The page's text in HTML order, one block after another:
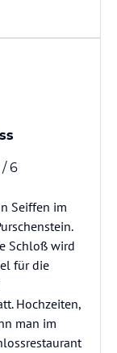
/ 6
Seiffen im
Schloß wird
für die
Hochzeiten,
man im